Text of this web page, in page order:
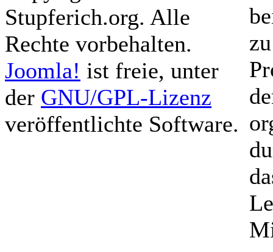
Stupferich.org. Alle
Rechte vorbehalten.
Joomla! ist freie, unter
der GNU/GPL-Lizenz
veröffentlichte Software.